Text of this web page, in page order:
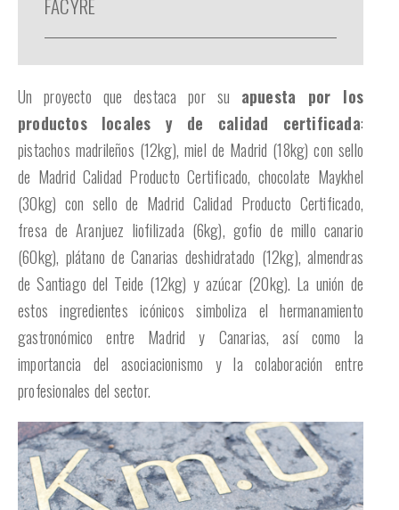
FACYRE
Un proyecto que destaca por su apuesta por los
productos locales y de calidad certificada:
pistachos madrileños (12kg), miel de Madrid (18kg) con sello
de Madrid Calidad Producto Certificado, chocolate Maykhel
(30kg) con sello de Madrid Calidad Producto Certificado,
fresa de Aranjuez liofilizada (6kg), gofio de millo canario
(60kg), plátano de Canarias deshidratado (12kg), almendras
de Santiago del Teide (12kg) y azúcar (20kg). La unión de
estos ingredientes icónicos simboliza el hermanamiento
gastronómico entre Madrid y Canarias, así como la
importancia del asociacionismo y la colaboración entre
profesionales del sector.